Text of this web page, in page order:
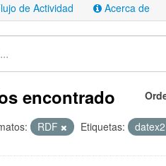
de Actividad Acerca de
encontrado
RDF Etiquetas: datex2